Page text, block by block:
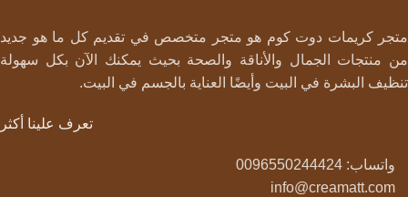
متجر كريمات دوت كوم هو متجر متخصص في تقديم كل ما هو جديد
من منتجات الجمال والأناقة والصحة بحيث يمكنك الآن بكل سهولة
تنظيف البشرة في البيت وأيضًا العناية بالجسم في البيت.
تعرف علينا أكثر
واتساب: 0096550244424
info@creamatt.com